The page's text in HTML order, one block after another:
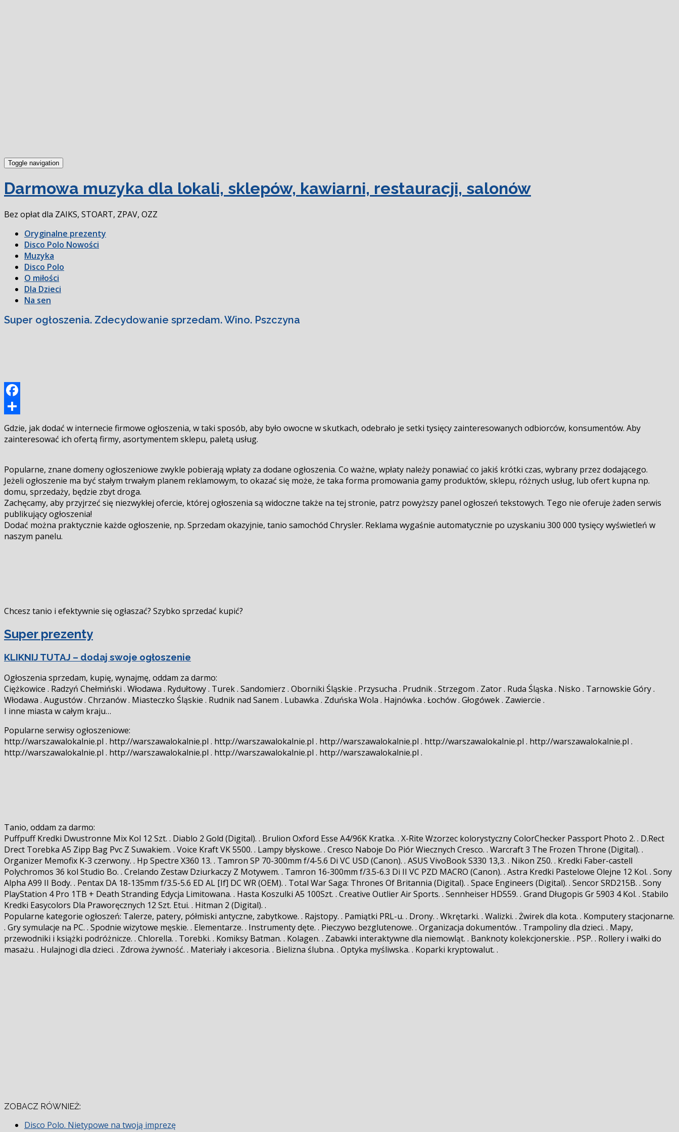
Toggle navigation
Darmowa muzyka dla lokali, sklepów, kawiarni, restauracji, salonów
Bez opłat dla ZAIKS, STOART, ZPAV, OZZ
Oryginalne prezenty
Disco Polo Nowości
Muzyka
Disco Polo
O miłości
Dla Dzieci
Na sen
Super ogłoszenia. Zdecydowanie sprzedam. Wino. Pszczyna
Facebook
się
Gdzie, jak dodać w internecie firmowe ogłoszenia, w taki sposób, aby było owocne w skutkach, odebrało je setki tysięcy zainteresowanych odbiorców, konsumentów. Aby
zainteresować ich ofertą firmy, asortymentem sklepu, paletą usług.
Popularne, znane domeny ogłoszeniowe zwykle pobierają wpłaty za dodane ogłoszenia. Co ważne, wpłaty należy ponawiać co jakiś krótki czas, wybrany przez dodającego.
Jeżeli ogłoszenie ma być stałym trwałym planem reklamowym, to okazać się może, że taka forma promowania gamy produktów, sklepu, różnych usług, lub ofert kupna np.
domu, sprzedaży, będzie zbyt droga.
Zachęcamy, aby przyjrzeć się niezwykłej ofercie, której ogłoszenia są widoczne także na tej stronie, patrz powyższy panel ogłoszeń tekstowych. Tego nie oferuje żaden serwis
publikujący ogłoszenia!
Dodać można praktycznie każde ogłoszenie, np. Sprzedam okazyjnie, tanio samochód Chrysler. Reklama wygaśnie automatycznie po uzyskaniu 300 000 tysięcy wyświetleń w
naszym panelu.
Chcesz tanio i efektywnie się ogłaszać? Szybko sprzedać kupić?
Super prezenty
KLIKNIJ TUTAJ – dodaj swoje ogłoszenie
Ogłoszenia sprzedam, kupię, wynajmę, oddam za darmo:
Ciężkowice . Radzyń Chełmiński . Włodawa . Rydułtowy . Turek . Sandomierz . Oborniki Śląskie . Przysucha . Prudnik . Strzegom . Zator . Ruda Śląska . Nisko . Tarnowskie Góry .
Włodawa . Augustów . Chrzanów . Miasteczko Śląskie . Rudnik nad Sanem . Lubawka . Zduńska Wola . Hajnówka . Łochów . Głogówek . Zawiercie .
I inne miasta w całym kraju…
Popularne serwisy ogłoszeniowe:
http://warszawalokalnie.pl . http://warszawalokalnie.pl . http://warszawalokalnie.pl . http://warszawalokalnie.pl . http://warszawalokalnie.pl . http://warszawalokalnie.pl .
http://warszawalokalnie.pl . http://warszawalokalnie.pl . http://warszawalokalnie.pl . http://warszawalokalnie.pl .
Tanio, oddam za darmo:
Puffpuff Kredki Dwustronne Mix Kol 12 Szt. . Diablo 2 Gold (Digital). . Brulion Oxford Esse A4/96K Kratka. . X-Rite Wzorzec kolorystyczny ColorChecker Passport Photo 2. . D.Rect
Drect Torebka A5 Zipp Bag Pvc Z Suwakiem. . Voice Kraft VK 5500. . Lampy błyskowe. . Cresco Naboje Do Piór Wiecznych Cresco. . Warcraft 3 The Frozen Throne (Digital). .
Organizer Memofix K-3 czerwony. . Hp Spectre X360 13. . Tamron SP 70-300mm f/4-5.6 Di VC USD (Canon). . ASUS VivoBook S330 13,3. . Nikon Z50. . Kredki Faber-castell
Polychromos 36 kol Studio Bo. . Crelando Zestaw Dziurkaczy Z Motywem. . Tamron 16-300mm f/3.5-6.3 Di II VC PZD MACRO (Canon). . Astra Kredki Pastelowe Olejne 12 Kol. . Sony
Alpha A99 II Body. . Pentax DA 18-135mm f/3.5-5.6 ED AL [If] DC WR (OEM). . Total War Saga: Thrones Of Britannia (Digital). . Space Engineers (Digital). . Sencor SRD215B. . Sony
PlayStation 4 Pro 1TB + Death Stranding Edycja Limitowana. . Hasta Koszulki A5 100Szt. . Creative Outlier Air Sports. . Sennheiser HD559. . Grand Długopis Gr 5903 4 Kol. . Stabilo
Kredki Easycolors Dla Praworęcznych 12 Szt. Etui. . Hitman 2 (Digital). .
Popularne kategorie ogłoszeń: Talerze, patery, półmiski antyczne, zabytkowe. . Rajstopy. . Pamiątki PRL-u. . Drony. . Wkrętarki. . Walizki. . Żwirek dla kota. . Komputery stacjonarne.
. Gry symulacje na PC. . Spodnie wizytowe męskie. . Elementarze. . Instrumenty dęte. . Pieczywo bezglutenowe. . Organizacja dokumentów. . Trampoliny dla dzieci. . Mapy,
przewodniki i książki podróżnicze. . Chlorella. . Torebki. . Komiksy Batman. . Kolagen. . Zabawki interaktywne dla niemowląt. . Banknoty kolekcjonerskie. . PSP. . Rollery i wałki do
masażu. . Hulajnogi dla dzieci. . Zdrowa żywność. . Materiały i akcesoria. . Bielizna ślubna. . Optyka myśliwska. . Koparki kryptowalut. .
ZOBACZ RÓWNIEŻ:
Disco Polo. Nietypowe na twoją imprezę